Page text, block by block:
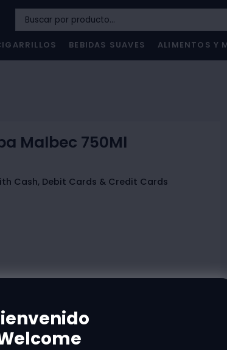
BEBIDAS SUAVES ALIMENTOS Y
Malbec 750Ml
Cash, Debit Cards & Credit Cards